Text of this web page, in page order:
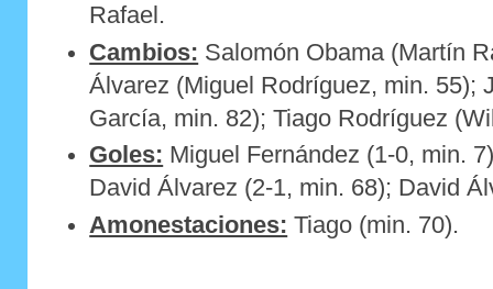
Rafael.
Cambios: Salomón Obama (Martín
Álvarez (Miguel Rodríguez, min. 55);
García, min. 82); Tiago Rodríguez
Goles: Miguel Fernández (1-0, min.
David Álvarez (2-1, min. 68); David
Amonestaciones: Tiago (min. 70).